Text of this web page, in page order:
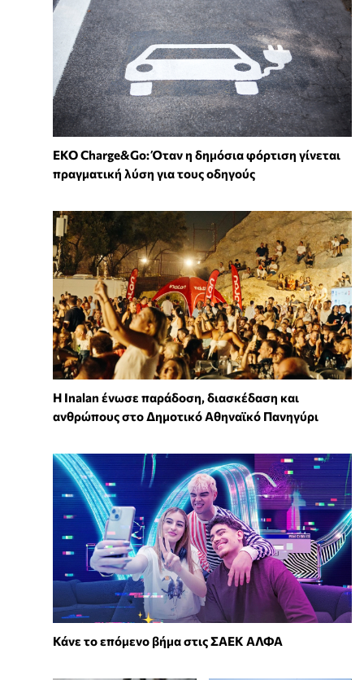
EKO Charge&Go: Όταν η δημόσια φόρτιση γίνεται
πραγματική λύση για τους οδηγούς
Η Inalan ένωσε παράδοση, διασκέδαση και
ανθρώπους στο Δημοτικό Αθηναϊκό Πανηγύρι
Κάνε το επόμενο βήμα στις ΣΑΕΚ ΑΛΦΑ